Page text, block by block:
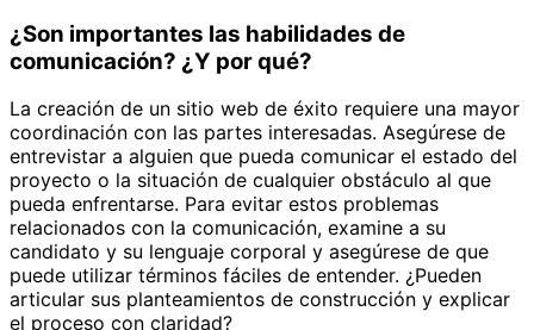
¿Son importantes las habilidades de
comunicación? ¿Y por qué?
La creación de un sitio web de éxito requiere una mayor
coordinación con las partes interesadas. Asegúrese de
entrevistar a alguien que pueda comunicar el estado del
proyecto o la situación de cualquier obstáculo al que
pueda enfrentarse. Para evitar estos problemas
relacionados con la comunicación, examine a su
candidato y su lenguaje corporal y asegúrese de que
puede utilizar términos fáciles de entender. ¿Pueden
articular sus planteamientos de construcción y explicar
el proceso con claridad?